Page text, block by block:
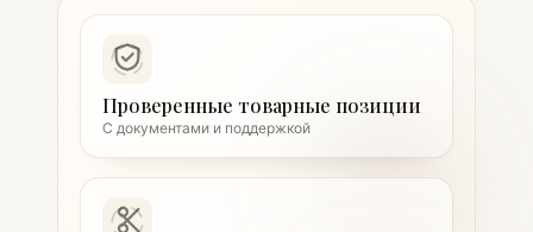
Проверенные товарные позиции
С документами и поддержкой